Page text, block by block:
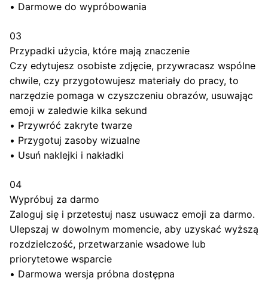
• Darmowe do wypróbowania
03
Przypadki użycia, które mają znaczenie
Czy edytujesz osobiste zdjęcie, przywracasz wspólne
chwile, czy przygotowujesz materiały do pracy, to
narzędzie pomaga w czyszczeniu obrazów, usuwając
emoji w zaledwie kilka sekund
• Przywróć zakryte twarze
• Przygotuj zasoby wizualne
• Usuń naklejki i nakładki
04
Wypróbuj za darmo
Zaloguj się i przetestuj nasz usuwacz emoji za darmo.
Ulepszaj w dowolnym momencie, aby uzyskać wyższą
rozdzielczość, przetwarzanie wsadowe lub
priorytetowe wsparcie
• Darmowa wersja próbna dostępna